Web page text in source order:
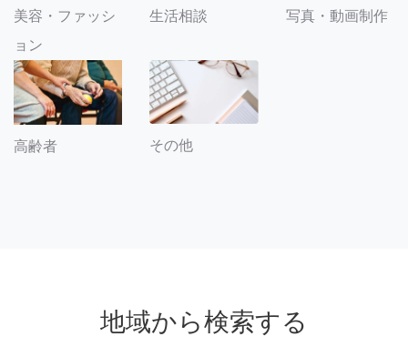
美容・ファッシ
ョン
生活相談 写真・動画制作
高齢者 その他
地域から検索する